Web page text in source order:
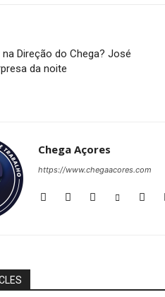
Direção do Chega? José
da noite
Chega Açores
https://www.chegaacores.com